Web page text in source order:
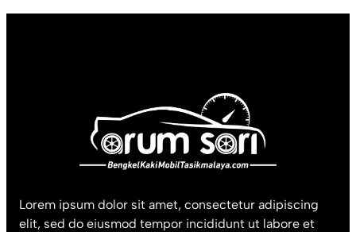
Lorem ipsum dolor sit amet, consectetur adipiscing
elit, sed do eiusmod tempor incididunt ut labore et